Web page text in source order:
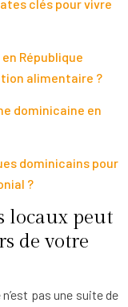
clés pour vivre
République
alimentaire ?
dominicaine en
dominicains pour
?
locaux peut
de votre
pas une suite de